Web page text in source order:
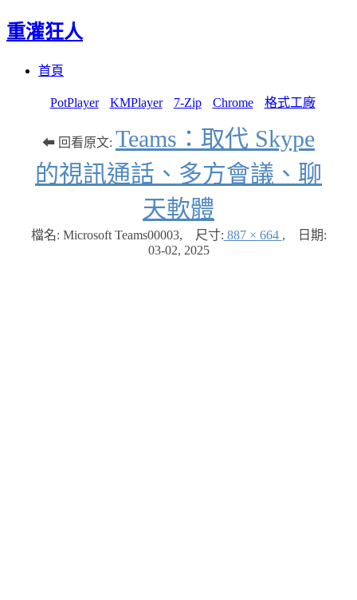
重灌狂人
首頁
PotPlayer KMPlayer 7-Zip Chrome 格式工廠
⬅ 回看原文: Teams：取代 Skype
的視訊通話、多方會議、聊
天軟體
檔名: Microsoft Teams00003, 尺寸: 887 × 664 ,
日期:
03-02, 2025